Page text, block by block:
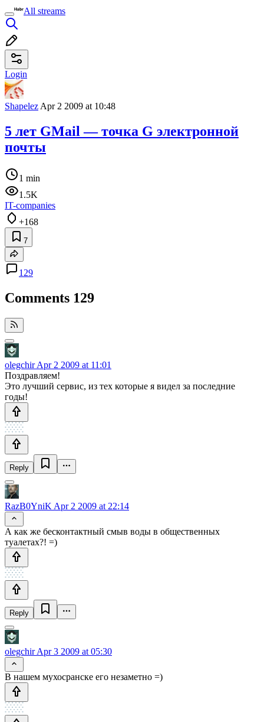
All streams
Login
Shapelez Apr 2 2009 at 10:48
5 лет GMail — точка G электронной
почты
1 min
1.5K
IT-companies
+168
7
129
Comments 129
olegchirApr 2 2009 at 11:01
Поздравляем!
Это лучший сервис, из тех которые я видел за последние
годы!
Reply
RazB0YniK Apr 2 2009 at 22:14
А как же бесконтактный смыв воды в общественных
туалетах?! =)
Reply
olegchirApr 3 2009 at 05:30
В нашем мухосранске его незаметно =)